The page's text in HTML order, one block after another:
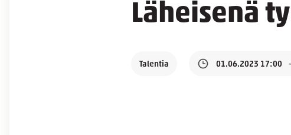
Läheisenä
Talentia 01.06.2023 17:00